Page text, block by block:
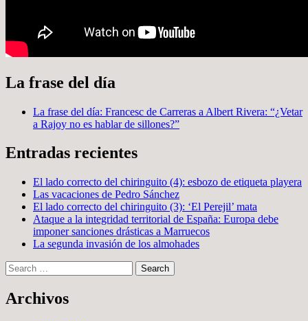
La frase del día
La frase del día: Francesc de Carreras a Albert Rivera: “¿Vetar
a Rajoy no es hablar de sillones?”
Entradas recientes
El lado correcto del chiringuito (4): esbozo de etiqueta playera
Las vacaciones de Pedro Sánchez
El lado correcto del chiringuito (3): ‘El Perejil’ mata
Ataque a la integridad territorial de España: Europa debe
imponer sanciones drásticas a Marruecos
La segunda invasión de los almohades
Search
Archivos